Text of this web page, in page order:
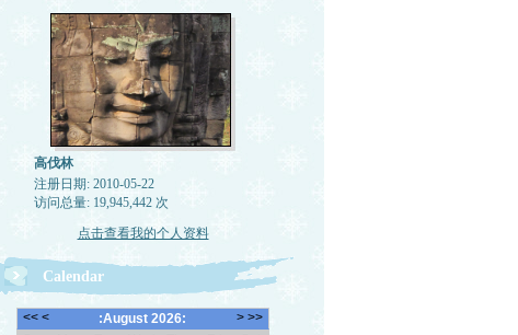
高伐林
注册日期: 2010-05-22
访问总量: 19,945,442 次
点击查看我的个人资料
Calendar